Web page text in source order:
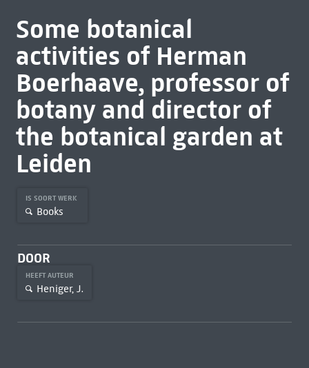
Some botanical
activities of Herman
Boerhaave, professor of
botany and director of
the botanical garden at
Leiden
IS SOORT WERK
Books
DOOR
HEEFT AUTEUR
Heniger, J.